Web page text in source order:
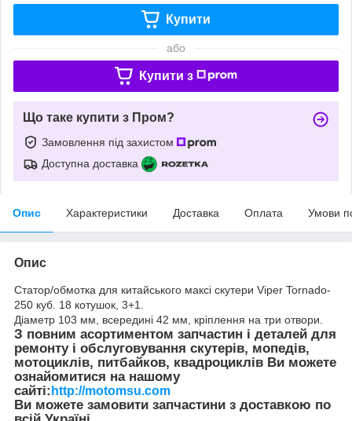
Купити
або
Купити з
Що таке купити з Пром?
Замовлення під захистом
Доступна доставка
Опис Характеристики Доставка Оплата Умови
Опис
Статор/обмотка для китайського максі скутери Viper Tornado-
250 куб. 18 котушок, 3+1.
Діаметр 103 мм, всередині 42 мм, кріплення на три отвори.
З повним асортиментом запчастин і деталей для
ремонту і обслуговування скутерів, мопедів,
мотоциклів, питбайков, квадроциклів Ви можете
ознайомитися на нашому
сайті: http://motomsu.com
Ви можете замовити запчастини з доставкою по